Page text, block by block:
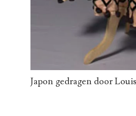
Japon gedragen door